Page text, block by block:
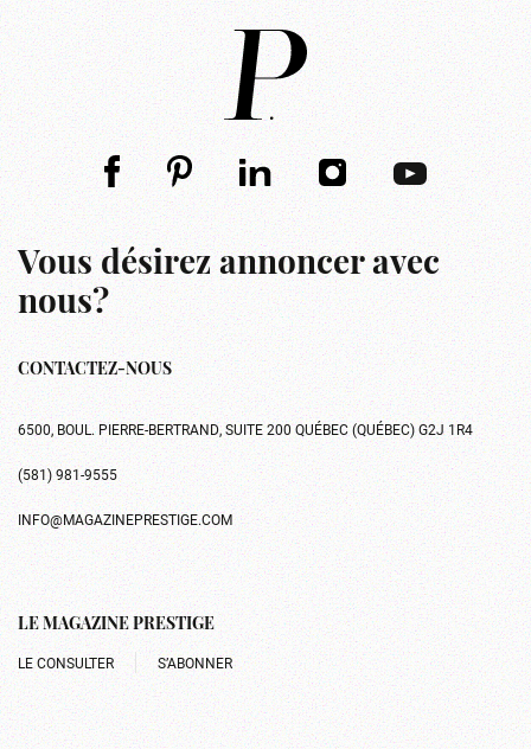
Vous désirez annoncer avec
nous?
CONTACTEZ-NOUS
6500, BOUL. PIERRE-BERTRAND, SUITE 200 QUÉBEC (QUÉBEC) G2J 1R4
(581) 981-9555
INFO@MAGAZINEPRESTIGE.COM
LE MAGAZINE PRESTIGE
LE CONSULTER S’ABONNER